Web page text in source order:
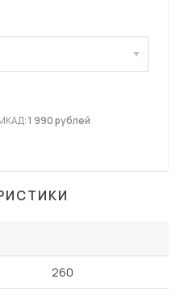
1 990 рублей
260